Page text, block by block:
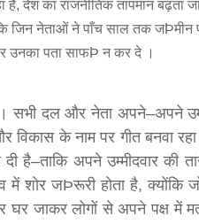
देश का राजनीतिक तापमान बढ़ता
जिन नेताओं ने पाँच साल तक जÞमीन
उनका पता साफÞ न कर दे ।
दल और नेता अपने–अपने
विकास के नाम पर गीत बनवा
है–ताकि अपने उम्मीदवार की
में शोर जÞरूरी होता है, क्योंकि
घर जाकर लोगों से अपने पक्ष में
यज्ञ का हुआ आयोजन
3 years ago
जनकपुरधाम/मिश्री लाल मधुकर।
महोत्सव के तीसरे दिन जानकी
आयोजित किया गया। रंगभूमि